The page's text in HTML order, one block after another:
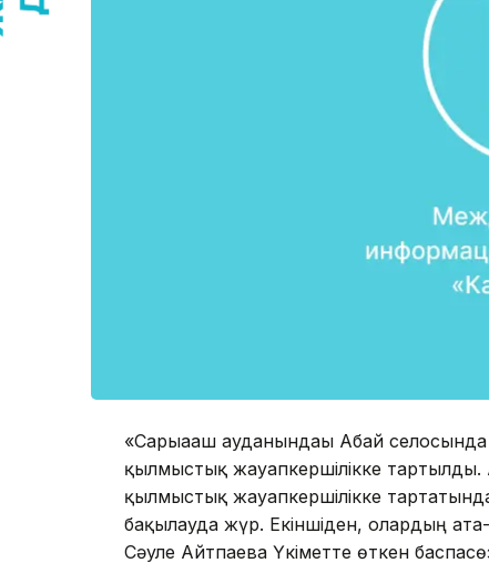
«Сарыағаш ауданындағы Абай селосында
қылмыстық жауапкершілікке тартылды.
қылмыстық жауапкершілікке
бақылауда жүр. Екіншіден, олардың
Сәуле Айтпаева Үкіметте өткен